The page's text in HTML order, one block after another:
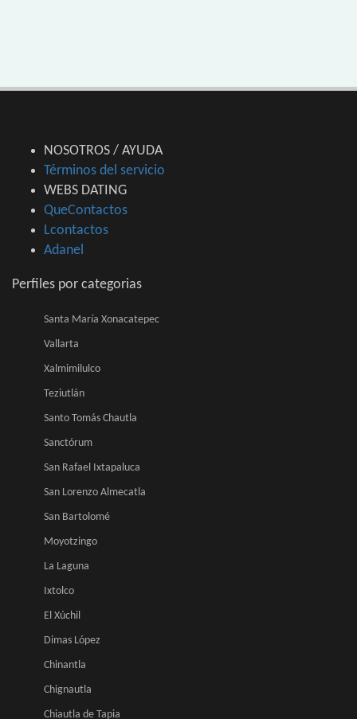
NOSOTROS / AYUDA
Términos del servicio
WEBS DATING
QueContactos
Lcontactos
Adanel
Perfiles por categorias
Santa María Xonacatepec
Vallarta
Xalmimilulco
Teziutlán
Santo Tomás Chautla
Sanctórum
San Rafael Ixtapaluca
San Lorenzo Almecatla
San Bartolomé
Moyotzingo
La Laguna
Ixtolco
El Xúchil
Dimas López
Chinantla
Chignautla
Chiautla de Tapia